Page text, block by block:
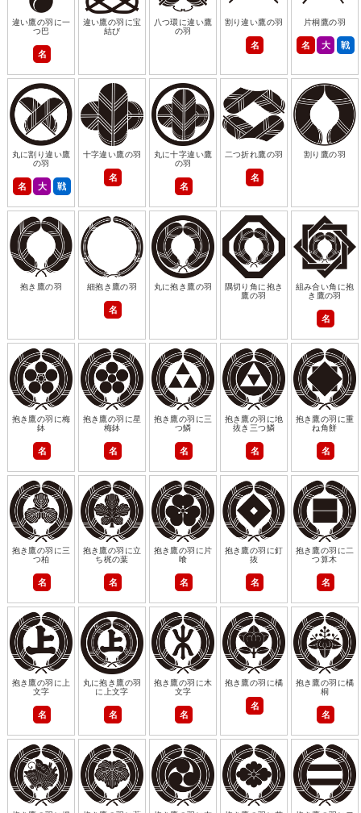
違い鷹の羽に一
つ巴
名
違い鷹の羽に宝
結び
八つ環に違い鷹
の羽
割り違い鷹の羽
名
片桐鷹の羽
名 大 戦
丸に割り違い鷹
の羽
名 大 戦
十字違い鷹の羽
名
丸に十字違い鷹
の羽
名
二つ折れ鷹の羽
名
割り鷹の羽
抱き鷹の羽 細抱き鷹の羽
名
丸に抱き鷹の羽
隅切り角に抱き
鷹の羽
組み合い角に抱
き鷹の羽
名
抱き鷹の羽に梅
鉢
名
抱き鷹の羽に星
梅鉢
名
抱き鷹の羽に三
つ鱗
名
抱き鷹の羽に地
抜き三つ鱗
名
抱き鷹の羽に重
ね角餅
名
抱き鷹の羽に三
つ柏
名
抱き鷹の羽に立
ち梶の葉
名
抱き鷹の羽に片
喰
名
抱き鷹の羽に釘
抜
名
抱き鷹の羽に二
つ算木
名
抱き鷹の羽に上
文字
名
丸に抱き鷹の羽
に上文字
名
抱き鷹の羽に木
文字
名
抱き鷹の羽に橘
名
抱き鷹の羽に橘
桐
名